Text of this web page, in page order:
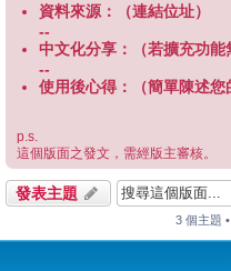
資料來源：（連結位址）
--
中文化分享：（若擴充功能
--
使用後心得：（簡單陳述您
p.s.
這個版面之發文，需經版主審核。
發表主題
3 個主題